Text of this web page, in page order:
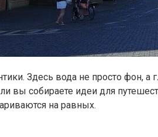
Здесь вода не просто фон, а
вы собираете идеи для
на равных.